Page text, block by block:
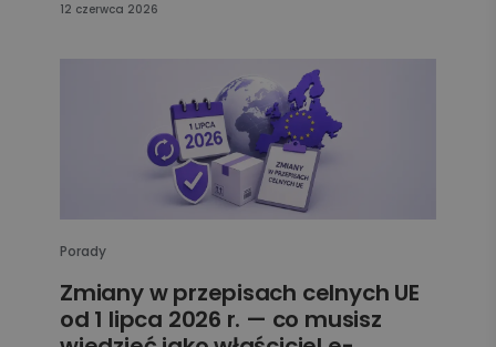
12 czerwca 2026
Porady
Zmiany w przepisach celnych UE
od 1 lipca 2026 r. — co musisz